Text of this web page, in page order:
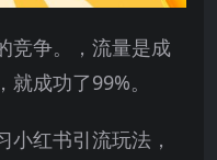
竞争。，流量是成
成功了99%。
红书引流玩法，